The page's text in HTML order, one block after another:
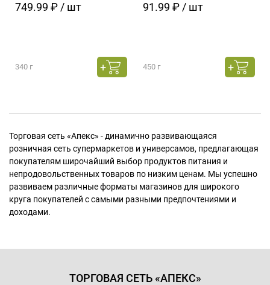
749.99 ₽ / шт
340 г
91.99 ₽ / шт
450 г
Торговая сеть «Апекс» - динамично развивающаяся
розничная сеть супермаркетов и универсамов, предлагающая
покупателям широчайший выбор продуктов питания и
непродовольственных товаров по низким ценам. Мы успешно
развиваем различные форматы магазинов для широкого
круга покупателей с самыми разными предпочтениями и
доходами.
ТОРГОВАЯ СЕТЬ «АПЕКС»